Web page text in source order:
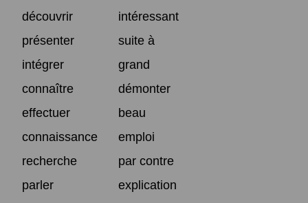
découvrir
intéressant
présenter
suite à
intégrer
grand
connaître
démonter
effectuer
beau
connaissance
emploi
recherche
par contre
parler
explication